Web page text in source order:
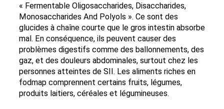
« Fermentable Oligosaccharides, Disaccharides,
Monosaccharides And Polyols ». Ce sont des
glucides à chaîne courte que le gros intestin absorbe
mal. En conséquence, ils peuvent causer des
problèmes digestifs comme des ballonnements, des
gaz, et des douleurs abdominales, surtout chez les
personnes atteintes de SII. Les aliments riches en
fodmap comprennent certains fruits, légumes,
produits laitiers, céréales et légumineuses.